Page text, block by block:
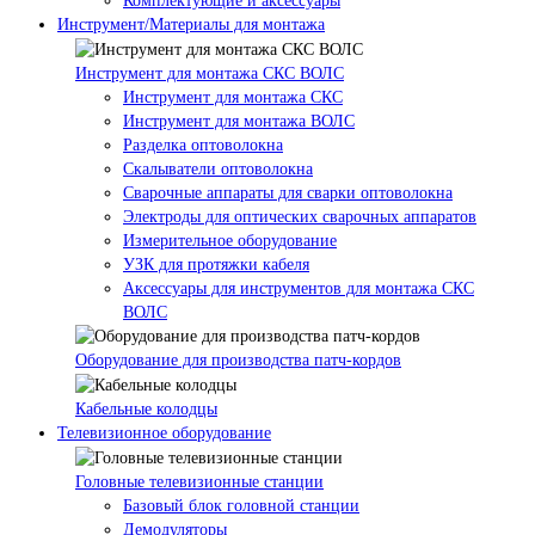
Инструмент/Материалы для монтажа
Инструмент для монтажа СКС ВОЛС
Инструмент для монтажа СКС
Инструмент для монтажа ВОЛС
Разделка оптоволокна
Скалыватели оптоволокна
Сварочные аппараты для сварки оптоволокна
Электроды для оптических сварочных аппаратов
Измерительное оборудование
УЗК для протяжки кабеля
Аксессуары для инструментов для монтажа СКС
ВОЛС
Оборудование для производства патч-кордов
Кабельные колодцы
Телевизионное оборудование
Головные телевизионные станции
Базовый блок головной станции
Демодуляторы